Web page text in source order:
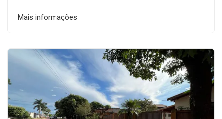
Mais informações